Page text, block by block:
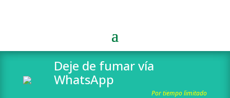
Deje de fumar vía
WhatsApp
Por tiempo limitado